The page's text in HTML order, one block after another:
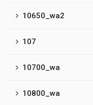
10650_wa2
107
10700_wa
10800_wa